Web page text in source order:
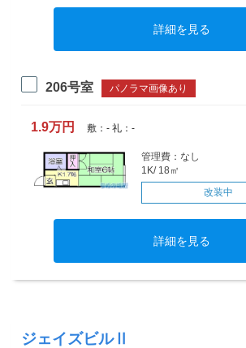
詳細を見る
206号室 パノラマ画像あり
1.9万円 敷：- 礼：-
管理費：なし
1K/ 18㎡
改装中
詳細を見る
ジェイズビルⅡ